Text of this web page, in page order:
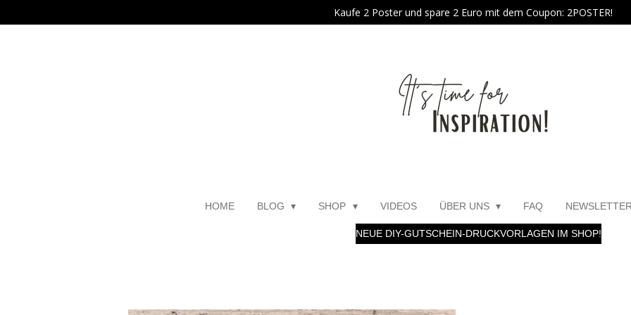
Hauptinhalt
Kaufe 2 Poster und spare 2 Euro mit dem Coupon: 2POSTER!
HOME BLOG SHOP VIDEOS ÜBER UNS FAQ
NEUE DIY-GUTSCHEIN-DRUCKVORLAGEN IM SHOP!